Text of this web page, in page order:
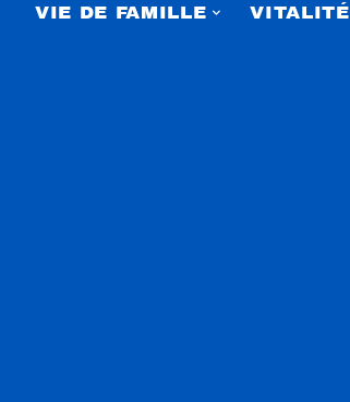
VIE DE FAMILLE VITALITÉ